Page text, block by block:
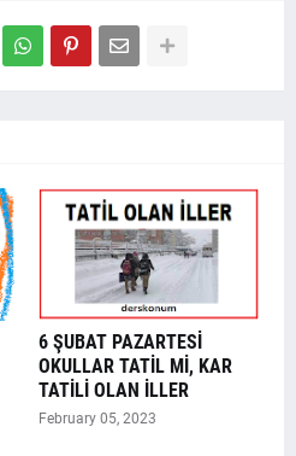
6 ŞUBAT PAZARTESİ
OKULLAR TATİL Mİ, KAR
TATİLİ OLAN İLLER
February 05, 2023